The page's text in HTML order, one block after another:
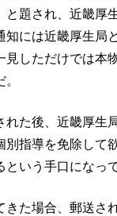
と題され、近畿厚
知には近畿厚生局
見しただけでは本
れた後、近畿厚生
別指導を免除して
いう手口になって
きた場合、郵送さ